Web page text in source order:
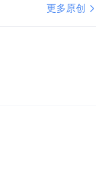
更多原创